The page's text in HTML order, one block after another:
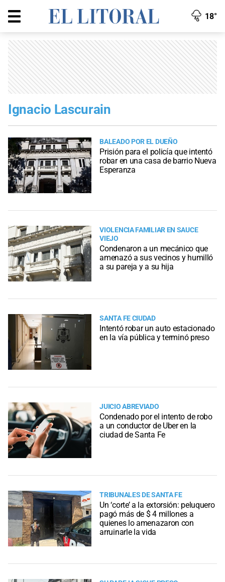
18°
Ignacio Lascurain
BALEADO POR EL DUEÑO
Prisión para el policía que intentó
robar en una casa de barrio Nueva
Esperanza
VIOLENCIA FAMILIAR EN SAUCE
VIEJO
Condenaron a un mecánico que
amenazó a sus vecinos y humilló
a su pareja y a su hija
SANTA FE CIUDAD
Intentó robar un auto estacionado
en la vía pública y terminó preso
JUICIO ABREVIADO
Condenado por el intento de robo
a un conductor de Uber en la
ciudad de Santa Fe
TRIBUNALES DE SANTA FE
Un ‘corte’ a la extorsión: peluquero
pagó más de $ 4 millones a
quienes lo amenazaron con
arruinarle la vida